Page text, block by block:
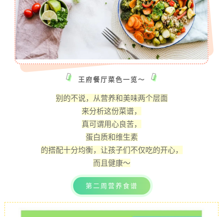
王府餐厅菜色一览～
别的不说，从营养和美味两个层面
来分析这份菜谱，
真可谓用心良苦，
蛋白质和维生素
的搭配十分均衡，让孩子们不仅吃的开心，
而且健康～
第二周营养食谱